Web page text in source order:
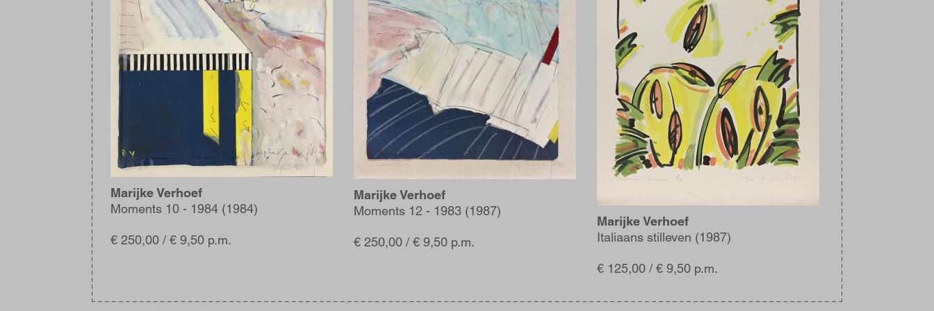
Marijke Verhoef
Moments 10 - 1984 (1984)
€ 250,00 / € 9,50 p.m.
Marijke Verhoef
Moments 12 - 1983 (1987)
€ 250,00 / € 9,50 p.m.
Marijke Verhoef
Italiaans stilleven (1987)
€ 125,00 / € 9,50 p.m.